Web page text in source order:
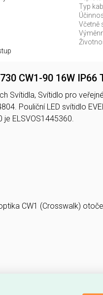
Typ
Včetně
CW1-90 16W IP66
Svítidla, Svítidlo pro
Pouliční LED svítidlo
je ELSVOS1445360.
CW1 (Crosswalk)